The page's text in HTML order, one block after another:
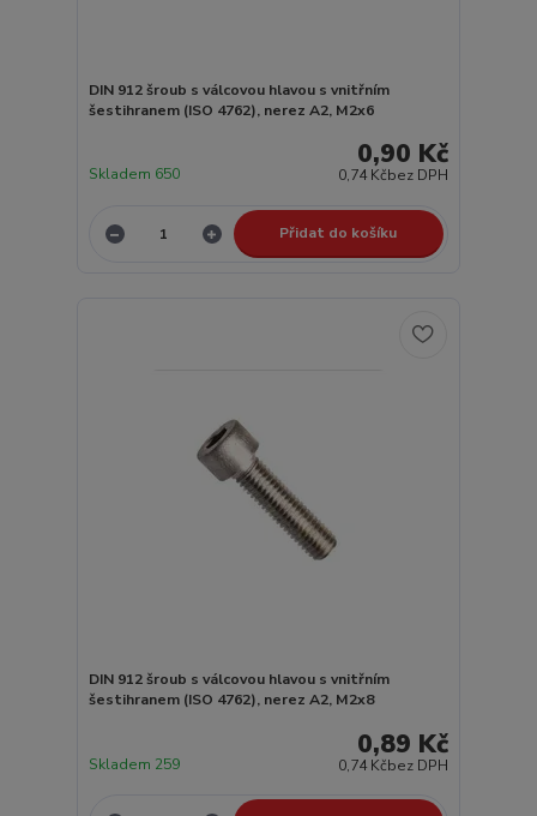
DIN 912 šroub s válcovou hlavou s vnitřním
šestihranem (ISO 4762), nerez A2, M2x6
0,90 Kč
0,74 Kčbez DPH
Skladem 650
Přidat do košíku
DIN 912 šroub s válcovou hlavou s vnitřním
šestihranem (ISO 4762), nerez A2, M2x8
0,89 Kč
0,74 Kčbez DPH
Skladem 259